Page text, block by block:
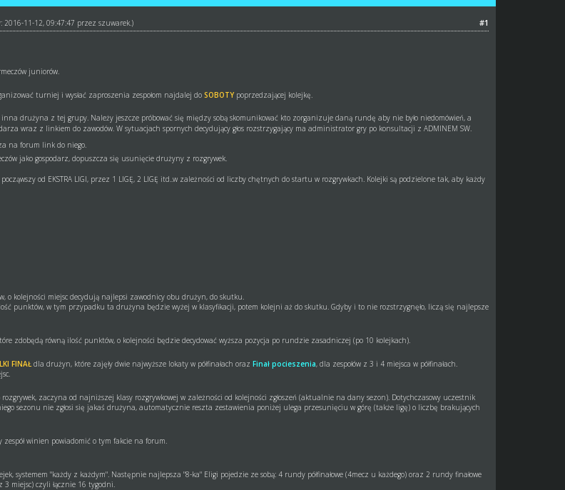
#1
2016-11-12, 09:47:47 przez szuwarek.)
juniorów.
turniej i wysłać zaproszenia zespołom najdalej do SOBOTYpoprzedzającej kolejkę.
drużyna z tej grupy. Należy jeszcze próbować się między sobą skomunikować kto zorganizuje daną rundę aby nie było niedomówień, a
wraz z linkiem do zawodów. W sytuacjach spornych decydujący głos rozstrzygający ma administrator gry po konsultacji z ADMINEM SW.
na forum link do niego.
jako gospodarz, dopuszcza się usunięcie drużyny z rozgrywek.
od EKSTRA LIGI, przez 1 LIGĘ, 2 LIGĘ itd..w zależności od liczby chętnych do startu w rozgrywkach. Kolejki są podzielone tak, aby każdy
kolejności miejsc decydują najlepsi zawodnicy obu drużyn, do skutku.
punktów, w tym przypadku ta drużyna będzie wyżej w klasyfikacji, potem kolejni aż do skutku. Gdyby i to nie rozstrzygnęło, liczą się najlepsze
zdobędą równą ilość punktów, o kolejności będzie decydować wyższa pozycja po rundzie zasadniczej (po 10 kolejkach).
FINAŁ dla drużyn, które zajęły dwie najwyższe lokaty w półfinałach oraz Finał pocieszenia, dla zespołów z 3 i 4 miejsca w półfinałach.
zaczyna od najniższej klasy rozgrywkowej w zależności od kolejności zgłoszeń (aktualnie na dany sezon). Dotychczasowy uczestnik
sezonu nie zgłosi się jakaś drużyna, automatycznie reszta zestawienia poniżej ulega przesunięciu w górę (także ligę) o liczbę brakujących
winien powiadomić o tym fakcie na forum.
systemem "każdy z każdym". Następnie najlepsza "8-ka" Eligi pojedzie ze sobą: 4 rundy półfinałowe (4mecz u każdego) oraz 2 rundy finałowe
miejsc) czyli łącznie 16 tygodni.